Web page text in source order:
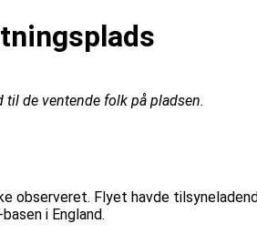
de ventende folk på pladsen.
observeret. Flyet havde
i England.